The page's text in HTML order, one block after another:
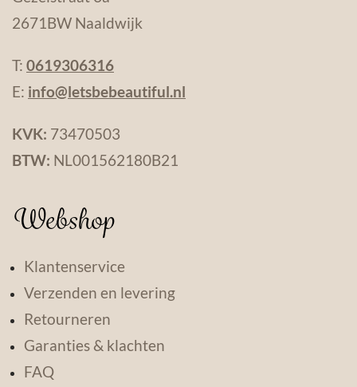
2671BW Naaldwijk
T: 0619306316
E: info@letsbebeautiful.nl
KVK: 73470503
BTW: NL001562180B21
Webshop
Klantenservice
Verzenden en levering
Retourneren
Garanties & klachten
FAQ